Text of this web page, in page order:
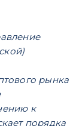
рынка
к
порядка